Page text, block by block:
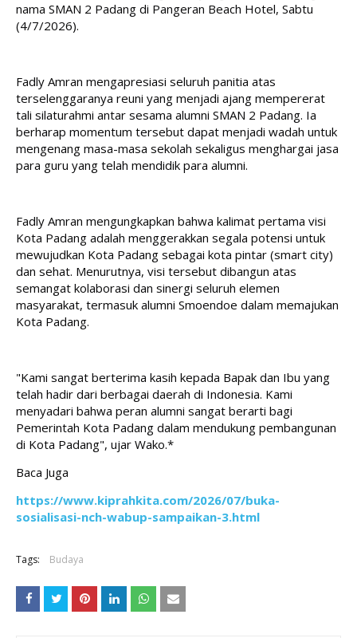
nama SMAN 2 Padang di Pangeran Beach Hotel, Sabtu
(4/7/2026).
Fadly Amran mengapresiasi seluruh panitia atas
terselenggaranya reuni yang menjadi ajang mempererat
tali silaturahmi antar sesama alumni SMAN 2 Padang. Ia
berharap momentum tersebut dapat menjadi wadah untuk
mengenang masa-masa sekolah sekaligus menghargai jasa
para guru yang telah mendidik para alumni.
Fadly Amran mengungkapkan bahwa kalimat pertama visi
Kota Padang adalah menggerakkan segala potensi untuk
mewujudkan Kota Padang sebagai kota pintar (smart city)
dan sehat. Menurutnya, visi tersebut dibangun atas
semangat kolaborasi dan sinergi seluruh elemen
masyarakat, termasuk alumni Smoendoe dalam memajukan
Kota Padang.
"Kami sangat berterima kasih kepada Bapak dan Ibu yang
telah hadir dari berbagai daerah di Indonesia. Kami
menyadari bahwa peran alumni sangat berarti bagi
Pemerintah Kota Padang dalam mendukung pembangunan
di Kota Padang", ujar Wako.*
Baca Juga
https://www.kiprahkita.com/2026/07/buka-
sosialisasi-nch-wabup-sampaikan-3.html
Tags: Budaya